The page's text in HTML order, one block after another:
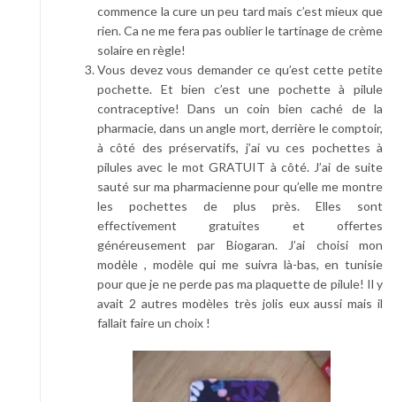
commence la cure un peu tard mais c’est mieux que
rien. Ca ne me fera pas oublier le tartinage de crème
solaire en règle!
Vous devez vous demander ce qu’est cette petite
pochette. Et bien c’est une pochette à pilule
contraceptive! Dans un coin bien caché de la
pharmacie, dans un angle mort, derrière le comptoir,
à côté des préservatifs, j’ai vu ces pochettes à
pilules avec le mot GRATUIT à côté. J’ai de suite
sauté sur ma pharmacienne pour qu’elle me montre
les pochettes de plus près. Elles sont
effectivement gratuites et offertes
généreusement par Biogaran. J’ai choisi mon
modèle , modèle qui me suivra là-bas, en tunisie
pour que je ne perde pas ma plaquette de pilule! Il y
avait 2 autres modèles très jolis eux aussi mais il
fallait faire un choix !